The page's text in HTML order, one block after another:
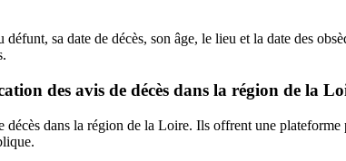
sa date de décès, son âge, le lieu et la date des
des avis de décès dans la région de la
dans la région de la Loire. Ils offrent une